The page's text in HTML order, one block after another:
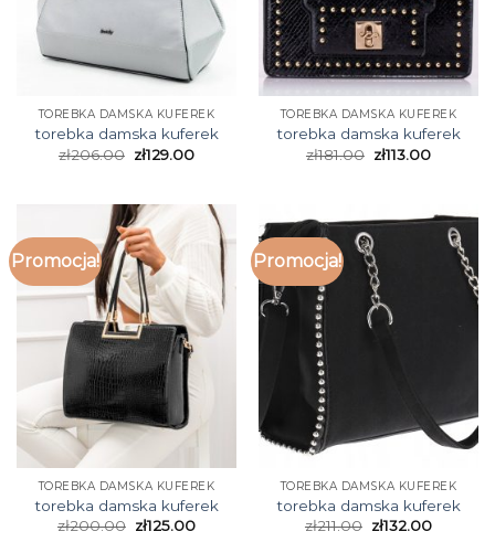
TOREBKA DAMSKA KUFEREK
torebka damska kuferek
zł206.00 zł129.00
TOREBKA DAMSKA KUFEREK
torebka damska kuferek
zł181.00 zł113.00
Promocja!
TOREBKA DAMSKA KUFEREK
torebka damska kuferek
zł200.00 zł125.00
Promocja!
TOREBKA DAMSKA KUFEREK
torebka damska kuferek
zł211.00 zł132.00